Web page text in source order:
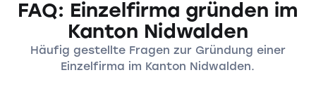
FAQ: Einzelfirma gründen im
Kanton Nidwalden
Häufig gestellte Fragen zur Gründung einer
Einzelfirma im Kanton Nidwalden.